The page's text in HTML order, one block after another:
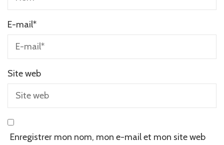
E-mail*
Site web
Enregistrer mon nom, mon e-mail et mon site web